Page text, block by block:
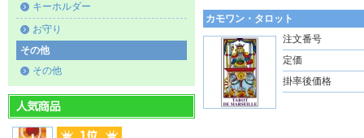
キーホルダー
お守り
その他
その他
カモワン・タロット
注文番号
定価
掛率後価格